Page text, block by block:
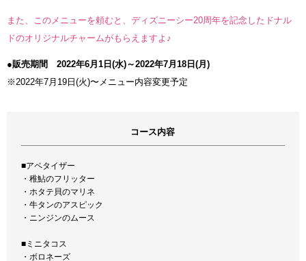
また、このメニューを頼むと、ディズニーシー20周年を記念したドナル
ドのオリジナルチャームがもらえますよ♪
●販売期間 2022年6月1日(水)～2022年7月18日(月)
※2022年7月19日(火)〜メニュー内容変更予定
コース内容
■アペタイザー
・稚鮎のフリッター
・ホタテ貝のマリネ
・牛タンのアスピック
・ニンジンのムース
■ミニタコス
・ボロネーズ